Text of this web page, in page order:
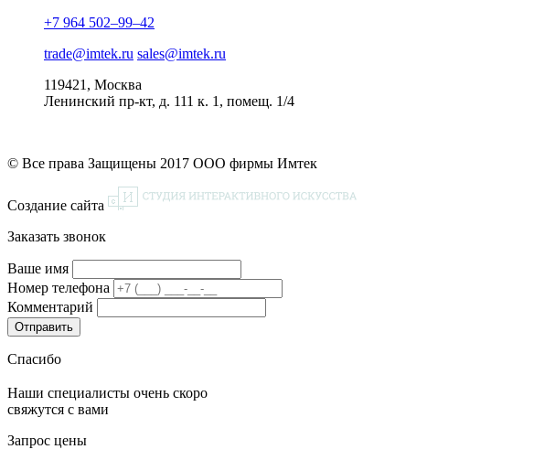
+7 964 502–99–42
trade@imtek.ru sales@imtek.ru
119421, Москва
Ленинский пр-кт, д. 111 к. 1, помещ. 1/4
© Все права Защищены 2017 ООО фирмы Имтек
Создание сайта
Заказать звонок
Ваше имя
Номер телефона
Комментарий
Спасибо
Наши специалисты очень скоро
свяжутся с вами
Запрос цены